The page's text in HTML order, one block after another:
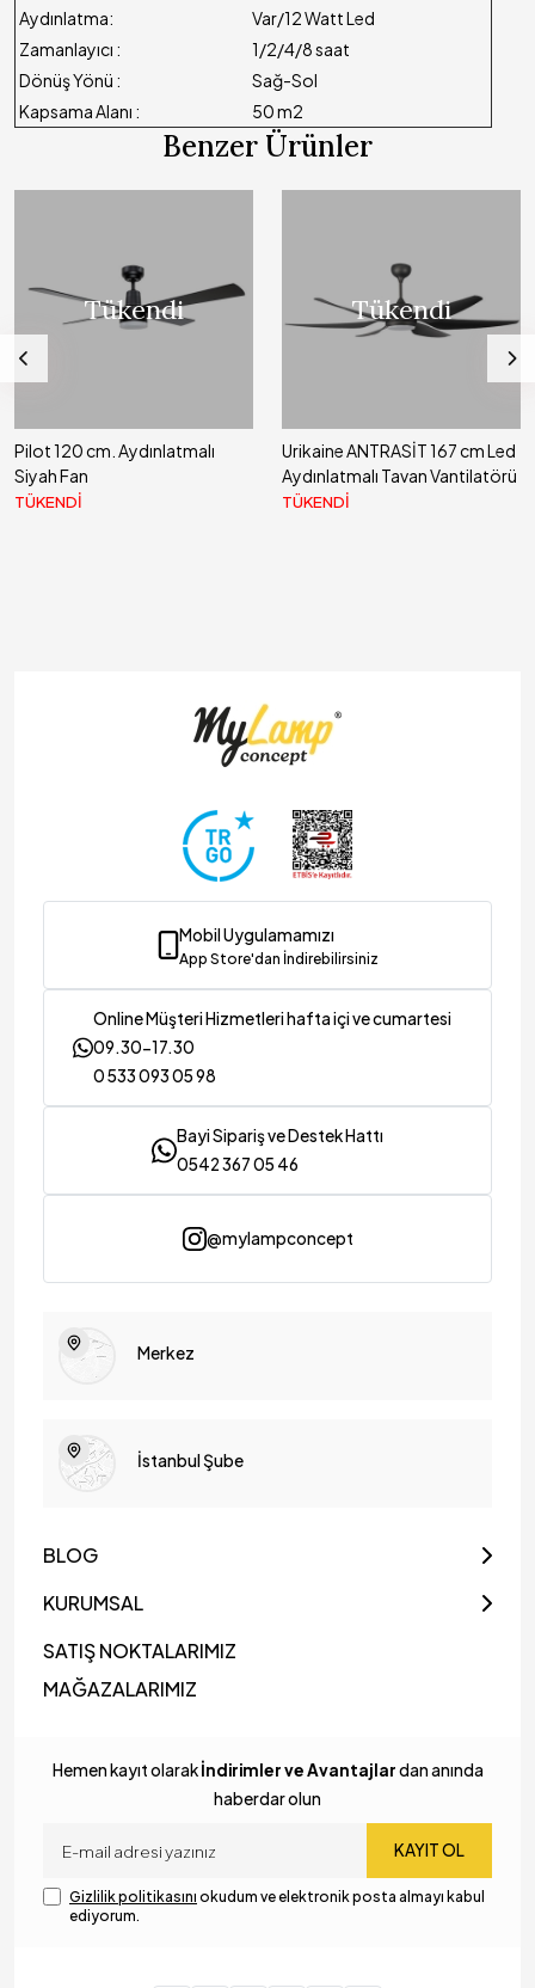
Aydınlatma:
Var/12 Watt Led
Zamanlayıcı :
1/2/4/8 saat
Dönüş Yönü :
Sağ-Sol
Kapsama Alanı :
50 m2
Benzer Ürünler
Tükendi
Pilot 120 cm. Aydınlatmalı
Siyah Fan
TÜKENDİ
Tükendi
Urikaine ANTRASİT 167 cm Led
Aydınlatmalı Tavan Vantilatörü
TÜKENDİ
Mobil Uygulamamızı
App Store'dan İndirebilirsiniz
Online Müşteri Hizmetleri hafta içi ve cumartesi
09.30-17.30
0 533 093 05 98
Bayi Sipariş ve Destek Hattı
0542 367 05 46
@mylampconcept
Merkez
İstanbul Şube
BLOG
KURUMSAL
SATIŞ NOKTALARIMIZ
MAĞAZALARIMIZ
Hemen kayıt olarakİndirimler ve Avantajlardan anında
haberdar olun
KAYIT OL
Gizlilik politikasını okudum ve elektronik posta almayı kabul
ediyorum.